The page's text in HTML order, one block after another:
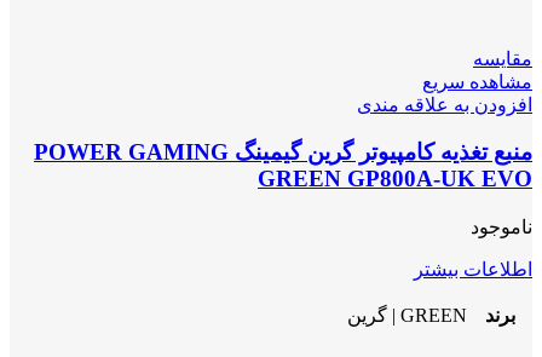
مقایسه
مشاهده سریع
افزودن به علاقه مندی
منبع تغذیه کامپیوتر گرین گیمینگ POWER GAMING
GREEN GP800A-UK EVO
ناموجود
اطلاعات بیشتر
برند GREEN | گرین